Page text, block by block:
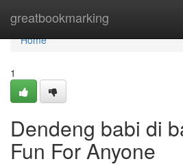
greatbookmarking
Home
Home
1
Dendeng babi di
Fun For Anyone